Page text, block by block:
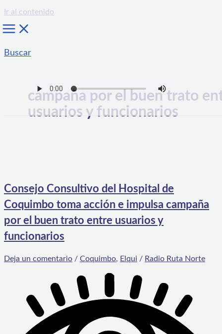
Ir al contenido
Buscar
campaña por el buen trato
usuarios y funcionarios
Consejo Consultivo del Hospital de
Coquimbo toma acción e impulsa campaña
por el buen trato entre usuarios y
funcionarios
Deja un comentario / Coquimbo, Elqui / Radio Ruta Norte